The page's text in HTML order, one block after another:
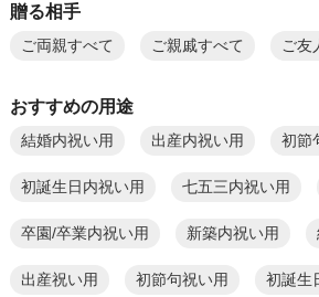
贈る相手
ご両親すべて ご親戚すべて ご友
おすすめの用途
結婚内祝い用 出産内祝い用 初節
初誕生日内祝い用 七五三内祝い用
卒園/卒業内祝い用 新築内祝い用
出産祝い用 初節句祝い用 初誕生